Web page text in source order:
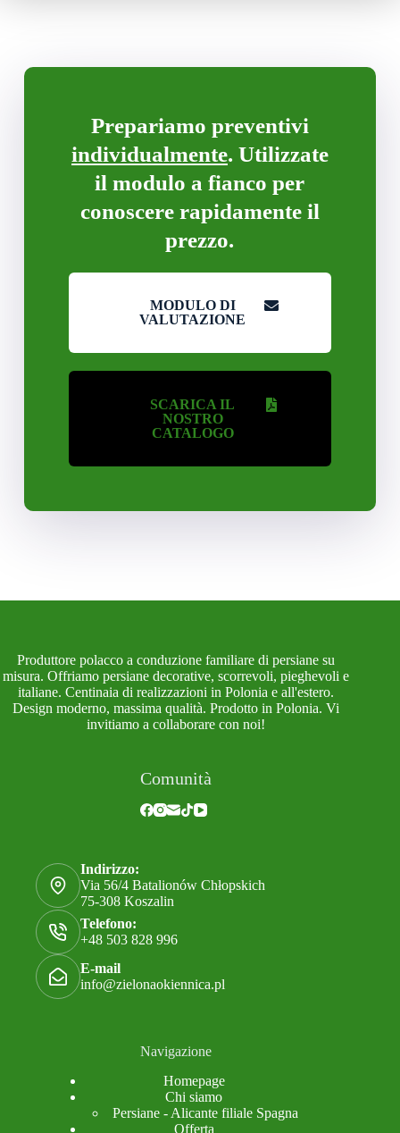
Prepariamo preventivi
individualmente. Utilizzate
il modulo a fianco per
conoscere rapidamente il
prezzo.
MODULO DI
VALUTAZIONE
SCARICA IL
NOSTRO
CATALOGO
Produttore polacco a conduzione familiare di persiane su
misura. Offriamo persiane decorative, scorrevoli, pieghevoli e
italiane. Centinaia di realizzazioni in Polonia e all'estero.
Design moderno, massima qualità. Prodotto in Polonia. Vi
invitiamo a collaborare con noi!
Comunità
Indirizzo:
Via 56/4 Batalionów Chłopskich
75-308 Koszalin
Telefono:
+48 503 828 996
E-mail
info@zielonaokiennica.pl
Navigazione
Homepage
Chi siamo
Persiane - Alicante filiale Spagna
Offerta